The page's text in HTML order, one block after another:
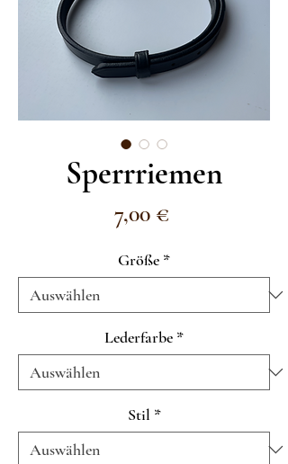
Sperrriemen
7,00 €
Größe *
Lederfarbe *
Stil *